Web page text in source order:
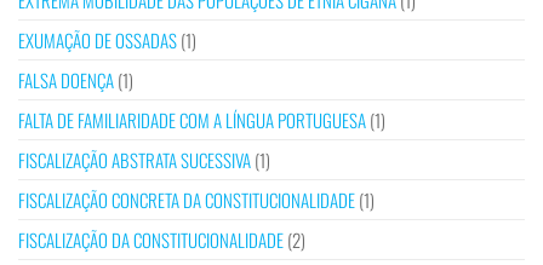
EXUMAÇÃO DE OSSADAS(1)
FALSA DOENÇA(1)
FALTA DE FAMILIARIDADE COM A LÍNGUA PORTUGUESA(1)
FISCALIZAÇÃO ABSTRATA SUCESSIVA(1)
FISCALIZAÇÃO CONCRETA DA CONSTITUCIONALIDADE(1)
FISCALIZAÇÃO DA CONSTITUCIONALIDADE(2)